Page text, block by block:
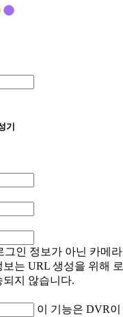
기
그인 정보가 아닌 카메
는 URL 생성을 위해
지 않습니다.
이 기능은 DVR